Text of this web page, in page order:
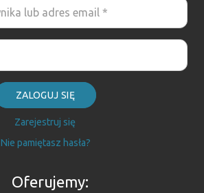
ZALOGUJ SIĘ
Zarejestruj się
Nie pamiętasz hasła?
Oferujemy: